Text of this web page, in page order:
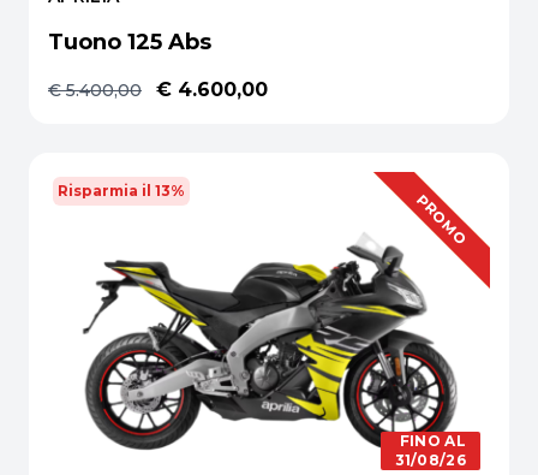
Tuono 125 Abs
€ 5.400,00 € 4.600,00
OFFERTA
PROMO
FINO AL
31/08/26
Risparmia il 13%